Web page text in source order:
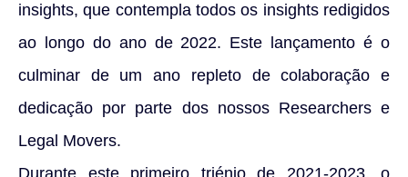
insights, que contempla todos os insights redigidos
ao longo do ano de 2022. Este lançamento é o
culminar de um ano repleto de colaboração e
dedicação por parte dos nossos Researchers e
Legal Movers.